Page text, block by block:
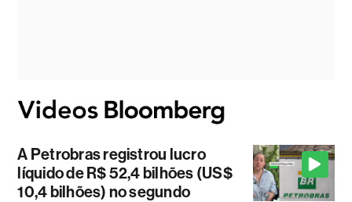
A Petrobras registrou lucro
líquido de R$ 52,4 bilhões (US$
10,4 bilhões) no segundo